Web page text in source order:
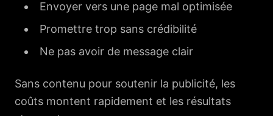
Envoyer vers une page mal optimisée
Promettre trop sans crédibilité
Ne pas avoir de message clair
Sans contenu pour soutenir la publicité, les
coûts montent rapidement et les résultats